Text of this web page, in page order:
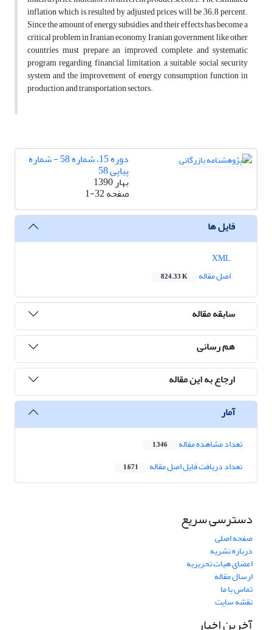
inflation which is resulted by adjusted prices will be 36.8 percent.
Since the amount of energy subsidies and their effects has become a
critical problem in Iranian economy, Iranian government, like other
countries, must prepare an improved, complete and systematic
program regarding financial limitation, a suitable social security
system and the improvement of energy consumption function in
production and transportation sectors.
دوره 15، شماره 58 - شماره
پیاپی 58
بهار 1390
صفحه1-32
فایل ها
اصل مقاله
824.33 K
سابقه مقاله
هم رسانی
ارجاع به این مقاله
آمار
تعداد مشاهده مقاله 1,346
تعداد دریافت فایل اصل مقاله 1,671
دسترسی سریع
صفحه اصلی
درباره نشریه
اعضای هیات تحریریه
ارسال مقاله
تماس با ما
نقشه سایت
آخرین اخبار